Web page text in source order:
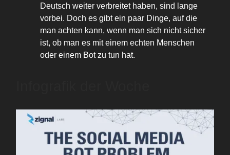
Deutsch weiter verbreitet haben, sind lange
vorbei. Doch es gibt ein paar Dinge, auf die
man achten kann, wenn man sich nicht sicher
ist, ob man es mit einem echten Menschen
oder einem Bot zu tun hat.